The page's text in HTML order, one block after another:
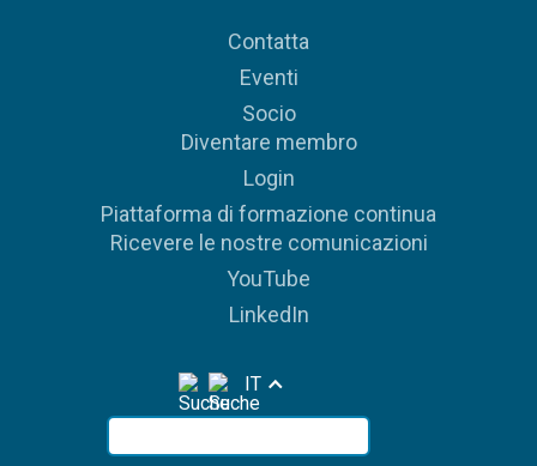
Contatta
Eventi
Socio
Diventare membro
Login
Piattaforma di formazione continua
Ricevere le nostre comunicazioni
YouTube
LinkedIn
IT